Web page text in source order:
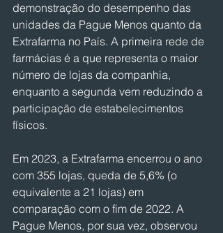
demonstração do desempenho das
unidades da Pague Menos quanto da
Extrafarma no País. A primeira rede de
farmácias é a que representa o maior
número de lojas da companhia,
enquanto a segunda vem reduzindo a
participação de estabelecimentos
físicos.
Em 2023, a Extrafarma encerrou o ano
com 355 lojas, queda de 5,6% (o
equivalente a 21 lojas) em
comparação com o fim de 2022. A
Pague Menos, por sua vez, observou